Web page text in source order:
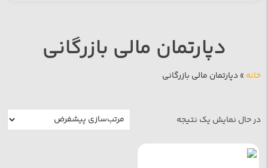
دپارتمان مالی بازرگانی
خانه »دپارتمان مالی بازرگانی
در حال نمایش یک نتیجه